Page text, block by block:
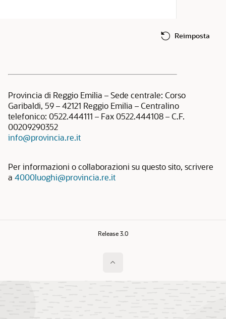
Reimposta
Provincia di Reggio Emilia – Sede centrale: Corso
Garibaldi, 59 – 42121 Reggio Emilia – Centralino
telefonico: 0522.444111 – Fax 0522.444108 – C.F.
00209290352
info@provincia.re.it
Per informazioni o collaborazioni su questo sito, scrivere
a 4000luoghi@provincia.re.it
Release 3.0